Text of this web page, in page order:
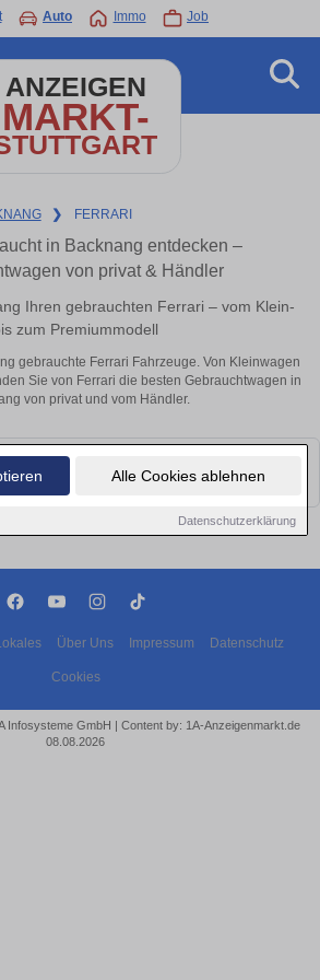
Alle Cookies ablehnen
Datenschutzerklärung
Auto Immo Job
ANZEIGEN
MARKT-
❯ FERRARI
in Backnang entdecken –
von privat & Händler
Ihren gebrauchten Ferrari – vom Klein-
zum Premiummodell
gebrauchte Ferrari Fahrzeuge. Von Kleinwagen
Sie von Ferrari die besten Gebrauchtwagen in
von privat und vom Händler.
keine passenden Autos finden. Schauen Sie
Über Uns Impressum Datenschutz
Cookies
Infosysteme GmbH | Content by: 1A-Anzeigenmarkt.de
08.08.2026